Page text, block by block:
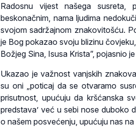
Radosnu vijest našega
beskonačnim, nama ljudima
svojom sadržajnom znakovitošću.
je Bog pokazao svoju blizinu
Božjeg Sina, Isusa Krista”, pojasnio
Ukazao je važnost vanjskih
su oni „poticaj da se otvaramo
prisutnost, upućuju da kršćanska
predstava’ već u sebi nose duboko
o našem posvećenju, upućuju nas na